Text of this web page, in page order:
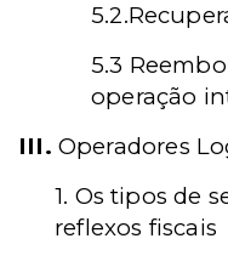
5.3
operação
III. Operadores
1. Os tipos de
reflexos fiscais